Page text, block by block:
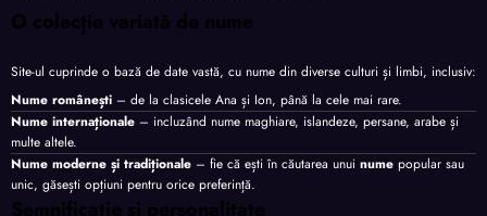
O colecție variată de nume
Site-ul cuprinde o bază de date vastă, cu nume din diverse culturi și limbi, inclusiv:
Nume românești – de la clasicele Ana și Ion, până la cele mai rare.
Nume internaționale – incluzând nume maghiare, islandeze, persane, arabe și
multe altele.
Nume moderne și tradiționale – fie că ești în căutarea unui nume popular sau
unic, găsești opțiuni pentru orice preferință.
Semnificație și personalitate